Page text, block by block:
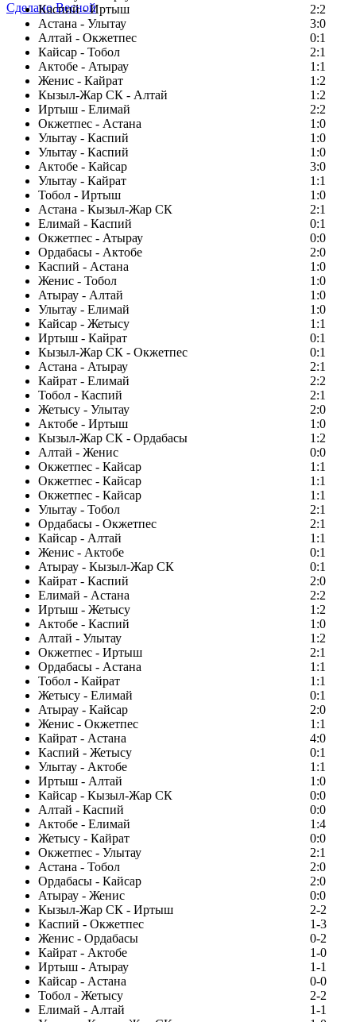
Каспий - Иртыш
2:2
Астана - Улытау
3:0
Алтай - Окжетпес
0:1
Кайсар - Тобол
2:1
Актобе - Атырау
1:1
Женис - Кайрат
1:2
Кызыл-Жар СК - Алтай
1:2
Иртыш - Елимай
2:2
Окжетпес - Астана
1:0
Улытау - Каспий
1:0
Улытау - Каспий
1:0
Актобе - Кайсар
3:0
Улытау - Кайрат
1:1
Тобол - Иртыш
1:0
Астана - Кызыл-Жар СК
2:1
Елимай - Каспий
0:1
Окжетпес - Атырау
0:0
Ордабасы - Актобе
2:0
Каспий - Астана
1:0
Женис - Тобол
1:0
Атырау - Алтай
1:0
Улытау - Елимай
1:0
Кайсар - Жетысу
1:1
Иртыш - Кайрат
0:1
Кызыл-Жар СК - Окжетпес
0:1
Астана - Атырау
2:1
Кайрат - Елимай
2:2
Тобол - Каспий
2:1
Жетысу - Улытау
2:0
Актобе - Иртыш
1:0
Кызыл-Жар СК - Ордабасы
1:2
Алтай - Женис
0:0
Окжетпес - Кайсар
1:1
Окжетпес - Кайсар
1:1
Окжетпес - Кайсар
1:1
Улытау - Тобол
2:1
Ордабасы - Окжетпес
2:1
Кайсар - Алтай
1:1
Женис - Актобе
0:1
Атырау - Кызыл-Жар СК
0:1
Кайрат - Каспий
2:0
Елимай - Астана
2:2
Иртыш - Жетысу
1:2
Актобе - Каспий
1:0
Алтай - Улытау
1:2
Окжетпес - Иртыш
2:1
Ордабасы - Астана
1:1
Тобол - Кайрат
1:1
Жетысу - Елимай
0:1
Атырау - Кайсар
2:0
Женис - Окжетпес
1:1
Кайрат - Астана
4:0
Каспий - Жетысу
0:1
Улытау - Актобе
1:1
Иртыш - Алтай
1:0
Кайсар - Кызыл-Жар СК
0:0
Алтай - Каспий
0:0
Актобе - Елимай
1:4
Жетысу - Кайрат
0:0
Окжетпес - Улытау
2:1
Астана - Тобол
2:0
Ордабасы - Кайсар
2:0
Атырау - Женис
0:0
Кызыл-Жар СК - Иртыш
2-2
Каспий - Окжетпес
1-3
Женис - Ордабасы
0-2
Кайрат - Актобе
1-0
Иртыш - Атырау
1-1
Кайсар - Астана
0-0
Тобол - Жетысу
2-2
Елимай - Алтай
1-1
Сделано Весной